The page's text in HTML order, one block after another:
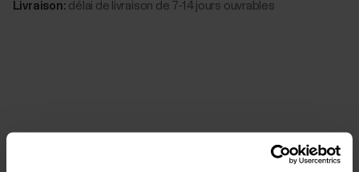
Livraison: délai de livraison de 7-14 jours ouvrables